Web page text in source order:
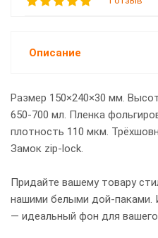
Описание
Размер 150×240×30 мм.
650-700 мл. Пленка
плотность 110 мкм.
Замок zip-lock.
Придайте вашему товару
нашими белыми дой-паками.
— идеальный фон для